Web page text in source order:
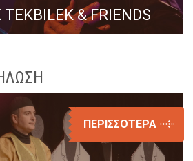
TEKBILEK & FRIENDS
ΠΕΡΙΣΣΟΤΕΡΑ